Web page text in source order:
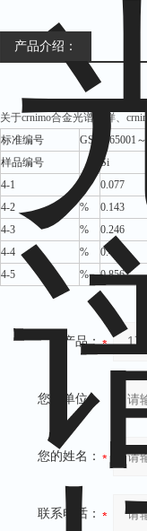
产品介绍：
关于crnimo合金光谱标样、
标准编号
GSBH65001
样品编号
Si
4-1
0.077
4-2
%
0.143
4-3
%
0.246
4-4
%
0.447
4-5
% 0.856
产品：
您的单位：
您的姓名：
联系电话：